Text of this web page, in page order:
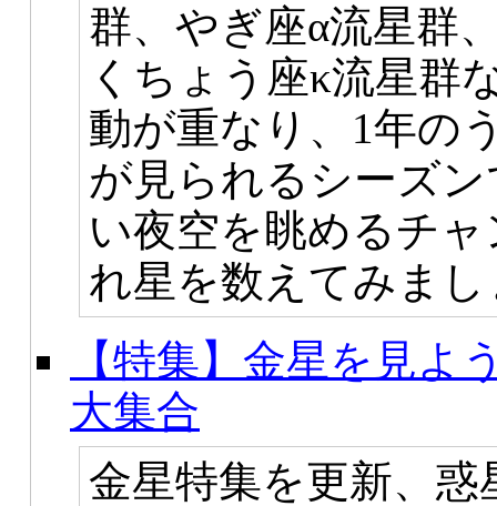
群、やぎ座α流星群
くちょう座κ流星群
動が重なり、1年の
が見られるシーズ
い夜空を眺めるチ
れ星を数えてみま
【特集】金星を見よ
大集合
金星特集を更新、